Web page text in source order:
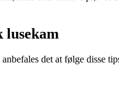
det at følge disse